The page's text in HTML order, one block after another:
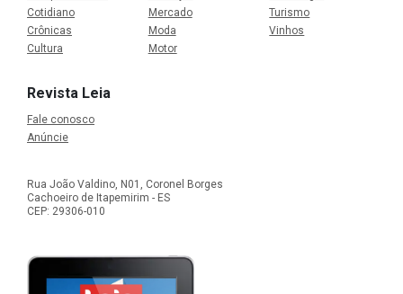
Cotidiano
Crônicas
Cultura
Mercado
Moda
Motor
Turismo
Vinhos
Revista Leia
Fale conosco
Anúncie
Rua João Valdino, N01, Coronel Borges
Cachoeiro de Itapemirim - ES
CEP: 29306-010